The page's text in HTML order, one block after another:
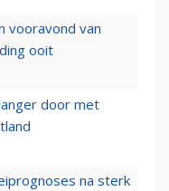
vooravond van
ooit
door met
na sterk